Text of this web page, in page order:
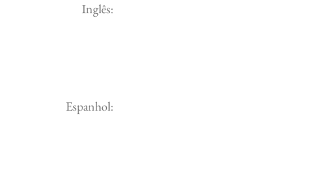
Inglês:
Espanhol: